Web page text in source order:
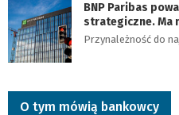
BNP Paribas
strategiczne. Ma
Przynależność do
O tym mówią bankowcy